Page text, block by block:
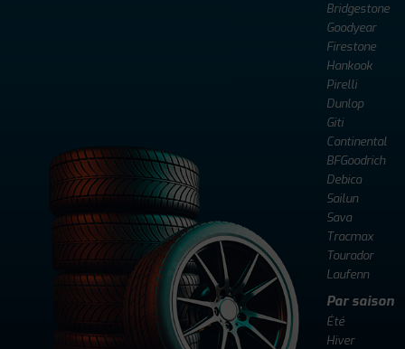
Bridgestone
Goodyear
Firestone
Hankook
Pirelli
Dunlop
Giti
Continental
BFGoodrich
Debica
Sailun
Sava
Tracmax
Tourador
Laufenn
Par saison
Été
Hiver